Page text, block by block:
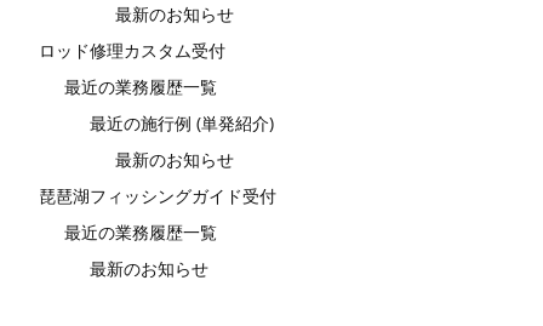
最新のお知らせ
ロッド修理カスタム受付
最近の業務履歴一覧
最近の施行例 (単発紹介)
最新のお知らせ
琵琶湖フィッシングガイド受付
最近の業務履歴一覧
最新のお知らせ